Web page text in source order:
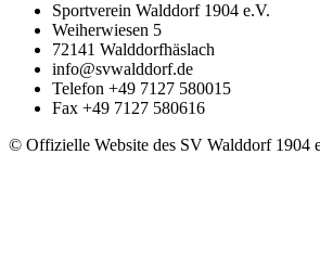
Sportverein Walddorf 1904 e.V.
Weiherwiesen 5
72141 Walddorfhäslach
info@svwalddorf.de
Telefon +49 7127 580015
Fax +49 7127 580616
© Offizielle Website des SV Walddorf 1904